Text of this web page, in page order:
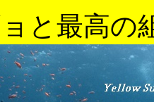
と最高の